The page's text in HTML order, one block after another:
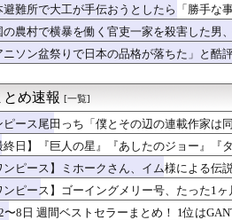
、アタリ嬢とハズレ嬢の紹介文の差が露
有望株が豪相手に見せたトライに世界が
たり毒を盛ったりする鬼母に「人間って
いますか
ンディング
アルプスで本気チアしてた坂道メンバーた
さん「席でおむつ交換はちょっと・・」
ん、回転寿司の大食いに挑戦
と毎回こういう恵体メロンお姉さん(35)
リカがパトリオットミサイルを毎月納入
ネスって完全に破綻したよな
大・京大合格」日本屈指の超進学校が「
りに「ン」で終わる食べ物しか食えない
避難所で大工が手伝おうとしたら「勝手な
……
の農村で横暴を働く官吏一家を殺害した
ニソン盆祭りで日本の品格が落ちた」と
め速報 [一覧]
ピース尾田っち「僕とその辺の連載作家は
終日】『巨人の星』『あしたのジョー』
ンピース】ミホークさん、イム様による
ンピース】ゴーイングメリー号、たった1
〜8日 週間ベストセラーまとめ！ 1位は